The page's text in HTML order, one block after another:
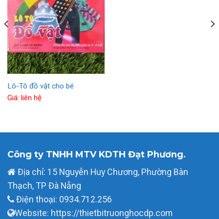
Lô-Tô đồ vật cho bé
Giá: liên hệ
Công ty TNHH MTV KDTH Đạt Phương.
Địa chỉ: 15 Nguyễn Huy Chương, Phường Bàn
Thạch, TP Đà Nẵng
Điện thoại: 0934.712.256
Website: https://thietbitruonghocdp.com